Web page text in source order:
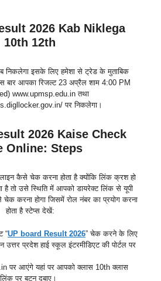
2026 Kab Niklega
10th 12th
निकलेगा इसके लिए हमेशा से ट्रेड के मुताबिक
बार आपका रिजल्ट 23 अप्रैल शाम 4:00 PM
www.upmsp.edu.in तथा
पर निकलेगा।
2026 Kaise Check
Online: Steps
कैसे चेक करना होता है क्योंकि लिंक क्रश हो
है तो उसे स्थिति में आपको डायरेक्ट लिंक से यूपी
चेक करना होगा जिसमें रोल नंबर का प्रयोग करना
होता है स्टेप्स देखें:
“UP board Result 2026” चेक करने के लिए
प्रदेश हाई स्कूल इंटरमीडिएट की पोर्टल पर
पर आएंगे यहां पर आपको क्लास 10th क्लास
लिंक पर बटन दबाए।